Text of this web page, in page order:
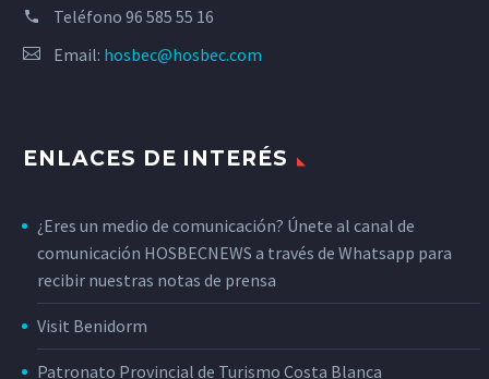
Teléfono 96 585 55 16
Email: hosbec@hosbec.com
ENLACES DE INTERÉS
¿Eres un medio de comunicación? Únete al canal de
comunicación HOSBECNEWS a través de Whatsapp para
recibir nuestras notas de prensa
Visit Benidorm
Patronato Provincial de Turismo Costa Blanca